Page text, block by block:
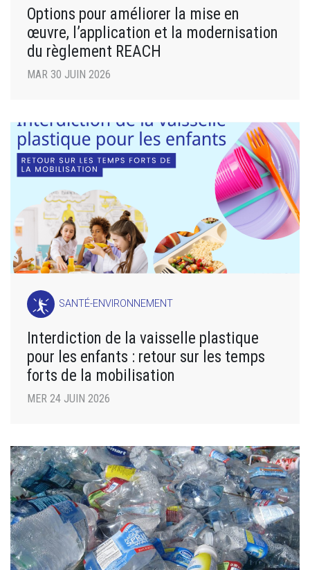
Options pour améliorer la mise en
œuvre, l’application et la modernisation
du règlement REACH
MAR 30 JUIN 2026
SANTÉ-ENVIRONNEMENT
Interdiction de la vaisselle plastique
pour les enfants : retour sur les temps
forts de la mobilisation
MER 24 JUIN 2026